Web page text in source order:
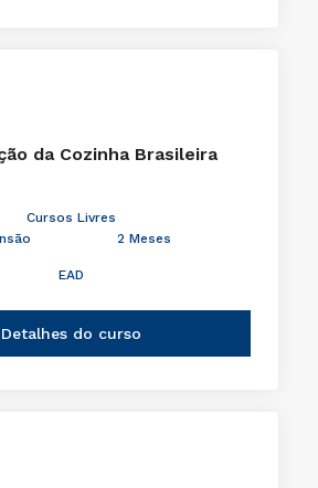
da Cozinha Brasileira
Cursos Livres
2 Meses
EAD
Detalhes do curso